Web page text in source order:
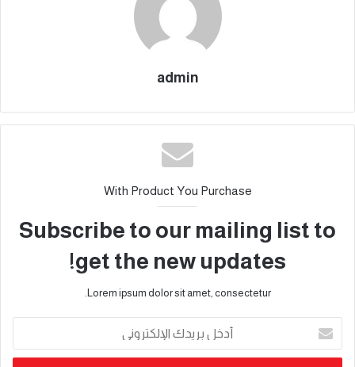
admin
With Product You Purchase
Subscribe to our mailing list to
get the new updates!
Lorem ipsum dolor sit amet, consectetur.